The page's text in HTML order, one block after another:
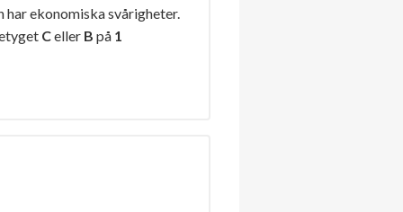
ekonomiska svårigheter.
Celler B på 1